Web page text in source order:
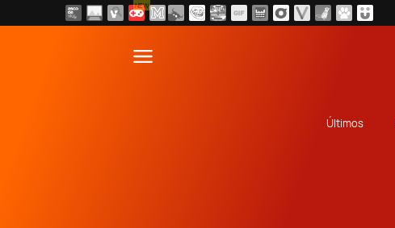
NEW
Últimos